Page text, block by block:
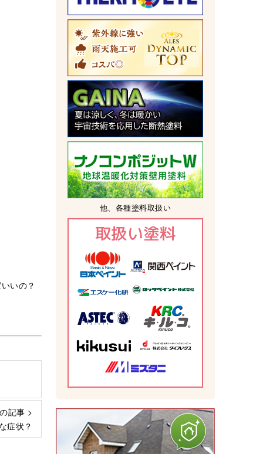
いの？
記事 >
症状？
他、各種塗料取扱い
取扱い塗料